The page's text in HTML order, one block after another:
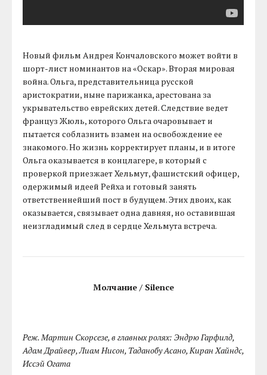
Новый фильм Андрея Кончаловского может войти в
шорт-лист номинантов на «Оскар». Вторая мировая
война. Ольга, представительница русской
аристократии, ныне парижанка, арестована за
укрывательство еврейских детей. Следствие ведет
француз Жюль, которого Ольга очаровывает и
пытается соблазнить взамен на освобождение ее
знакомого. Но жизнь корректирует планы, и в итоге
Ольга оказывается в концлагере, в который с
проверкой приезжает Хельмут, фашистский офицер,
одержимый идеей Рейха и готовый занять
ответственнейший пост в будущем. Этих двоих, как
оказывается, связывает одна давняя, но оставившая
неизгладимый след в сердце Хельмута встреча.
Молчание / Silence
Реж. Мартин Скорсезе, в главных ролях: Эндрю Гарфилд,
Адам Драйвер, Лиам Нисон, Таданобу Асано, Киран Хайндс,
Иссэй Огата